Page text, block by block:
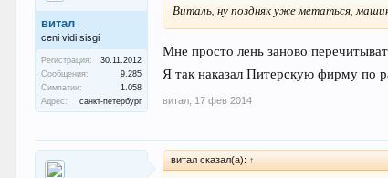
витал
ceni vidi sisgi
Регистрация:
30.11.2012
Сообщения:
9.285
Симпатии:
1.058
Адрес:
санкт-петербург
Виталь, ну поздняк уже метаться,
Мне просто лень заново
Я так наказал Питерскую фирму по
витал 17 фев 2014
витал сказал(а): ↑